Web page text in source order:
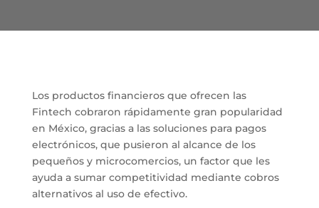
Los productos financieros que ofrecen las
Fintech cobraron rápidamente gran popularidad
en México, gracias a las soluciones para pagos
electrónicos, que pusieron al alcance de los
pequeños y microcomercios, un factor que les
ayuda a sumar competitividad mediante cobros
alternativos al uso de efectivo.